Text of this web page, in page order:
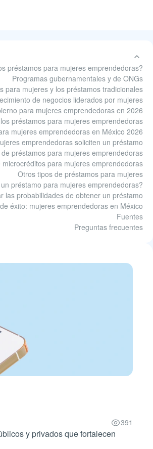
préstamos para mujeres emprendedoras?
Programas gubernamentales y de ONGs
para mujeres y los préstamos tradicionales
de negocios liderados por mujeres
para mujeres emprendedoras en 2026
préstamos para mujeres emprendedoras
mujeres emprendedoras en México 2026
emprendedoras soliciten un préstamo
de préstamos para mujeres emprendedoras
microcréditos para mujeres emprendedoras
Otros tipos de préstamos para mujeres
préstamo para mujeres emprendedoras?
las probabilidades de obtener un préstamo
éxito: mujeres emprendedoras en México
Fuentes
Preguntas frecuentes
391
y privados que fortalecen